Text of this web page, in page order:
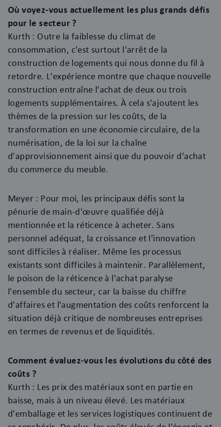
Où voyez-vous actuellement les plus grands défis
pour le secteur ?
Kurth : Outre la faiblesse du climat de
consommation, c'est surtout l'arrêt de la
construction de logements qui nous donne du fil à
retordre. L'expérience montre que chaque nouvelle
construction entraîne l'achat de deux ou trois
logements supplémentaires. À cela s'ajoutent les
thèmes de la pression sur les coûts, de la
transformation en une économie circulaire, de la
numérisation, de la loi sur la chaîne
d'approvisionnement ainsi que du pouvoir d'achat
du commerce du meuble.
Meyer : Pour moi, les principaux défis sont la
pénurie de main-d'œuvre qualifiée déjà
mentionnée et la réticence à acheter. Sans
personnel adéquat, la croissance et l'innovation
sont difficiles à réaliser. Même les processus
existants sont difficiles à maintenir. Parallèlement,
le poison de la réticence à l'achat paralyse
l'ensemble du secteur, car la baisse du chiffre
d'affaires et l'augmentation des coûts renforcent la
situation déjà critique de nombreuses entreprises
en termes de revenus et de liquidités.
Comment évaluez-vous les évolutions du côté des
coûts ?
Kurth : Les prix des matériaux sont en partie en
baisse, mais à un niveau élevé. Les matériaux
d'emballage et les services logistiques continuent de